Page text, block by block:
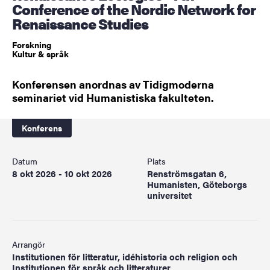
Conference of the Nordic Network for
Renaissance Studies
Forskning
Kultur & språk
Konferensen anordnas av Tidigmoderna
seminariet vid Humanistiska fakulteten.
Konferens
Datum
8 okt 2026 - 10 okt 2026
Plats
Renströmsgatan 6,
Humanisten, Göteborgs
universitet
Arrangör
Institutionen för litteratur, idéhistoria och religion och
Institutionen för språk och litteraturer